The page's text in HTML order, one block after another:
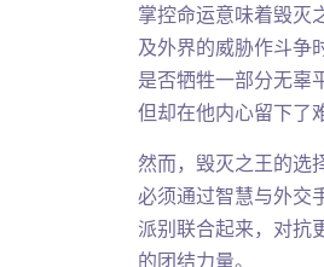
掌控命运意味着毁灭
及外界的威胁作斗争
是否牺牲一部分无辜
但却在他内心留下了
然而，毁灭之王的选
必须通过智慧与外交
派别联合起来，对抗